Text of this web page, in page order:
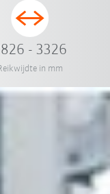
- 3326
in mm